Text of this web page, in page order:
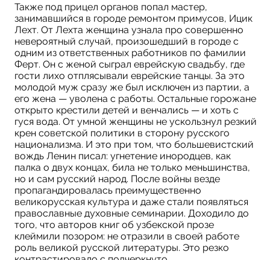
Также под прицел органов попал мастер,
занимавшийся в городе ремонтом примусов, Ицик
Лехт. От Лехта женщина узнала про совершенно
невероятный случай, произошедший в городе с
одним из ответственных работников по фамилии
Ферт. Он с женой сыграл еврейскую свадьбу, где
гости лихо отплясывали еврейские танцы. За это
молодой муж сразу же был исключен из партии, а
его жена — уволена с работы. Остальные горожане
открыто крестили детей и венчались — и хоть с
гуся вода. От умной женщины не ускользнул резкий
крен советской политики в сторону русского
национализма. И это при том, что большевистский
вождь Ленин писал: угнетение инородцев, как
палка о двух концах, била не только меньшинства,
но и сам русский народ. После войны везде
пропагандировалась преимущественно
великорусская культура и даже стали появляться
православные духовные семинарии. Доходило до
того, что авторов книг об узбекской прозе
клеймили позором: не отразили в своей работе
роль великой русской литературы. Это резко